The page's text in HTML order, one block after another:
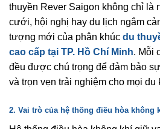
thuyền Rever Saigon không chỉ là
cưới, hội nghị hay du lịch ngắm
tượng mới của phân khúc du
cao cấp tại TP. Hồ Chí Minh. Mỗi
đều được chú trọng để đảm bảo
và trọn vẹn trải nghiệm cho mọi du
2. Vai trò của hệ thống điều hòa không